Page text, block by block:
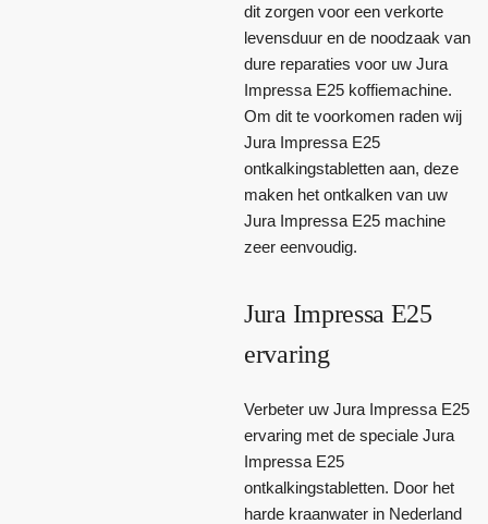
dit zorgen voor een verkorte
levensduur en de noodzaak van
dure reparaties voor uw Jura
Impressa E25 koffiemachine.
Om dit te voorkomen raden wij
Jura Impressa E25
ontkalkingstabletten aan, deze
maken het ontkalken van uw
Jura Impressa E25 machine
zeer eenvoudig.
Jura Impressa E25
ervaring
Verbeter uw Jura Impressa E25
ervaring met de speciale Jura
Impressa E25
ontkalkingstabletten. Door het
harde kraanwater in Nederland